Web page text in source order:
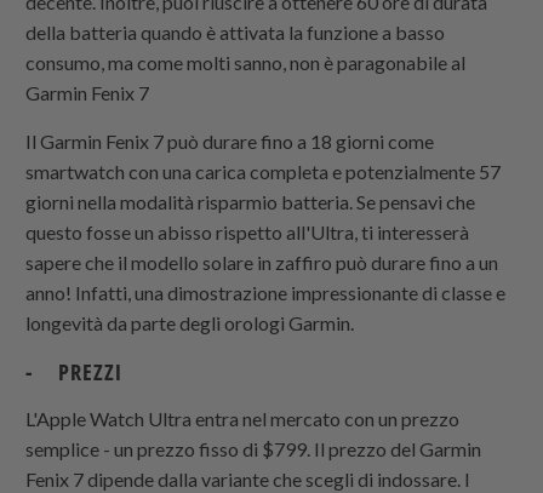
della batteria quando è attivata la funzione a basso
consumo, ma come molti sanno, non è paragonabile al
Garmin Fenix 7
Il Garmin Fenix 7 può durare fino a 18 giorni come
smartwatch con una carica completa e potenzialmente 57
giorni nella modalità risparmio batteria. Se pensavi che
questo fosse un abisso rispetto all'Ultra, ti interesserà
sapere che il modello solare in zaffiro può durare fino a un
anno! Infatti, una dimostrazione impressionante di classe e
longevità da parte degli orologi Garmin.
- PREZZI
L'Apple Watch Ultra entra nel mercato con un prezzo
semplice - un prezzo fisso di $799. Il prezzo del Garmin
Fenix 7 dipende dalla variante che scegli di indossare. I